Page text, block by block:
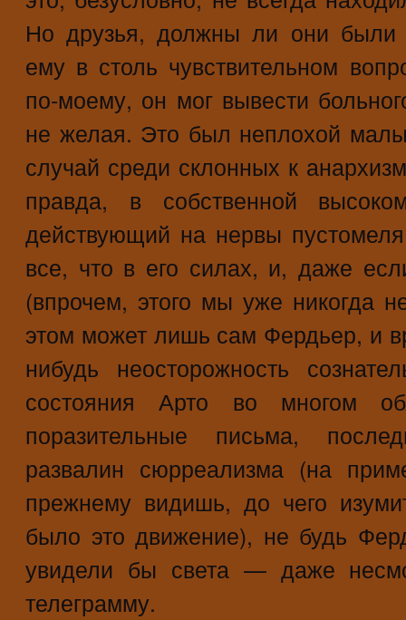
Но друзья, должны ли они были
ему в столь чувствительном
по-моему, он мог вывести
не желая. Это был неплохой
случай среди склонных к
правда, в собственной
действующий на нервы
все, что в его силах, и, даже
(впрочем, этого мы уже никогда
этом может лишь сам Фердьер, и
нибудь неосторожность
состояния Арто во многом
поразительные письма,
развалин сюрреализма (на
прежнему видишь, до чего
было это движение), не будь
увидели бы света — даже
телеграмму.